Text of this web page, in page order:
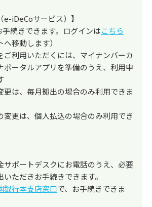
e-iDeCoサービス）】
続きできます。ログインはこちら
へ移動します）
利用いただくには、マイナンバーカ
ポータルアプリを準備のうえ、利用申
は、毎月拠出の場合のみ利用できま
更は、個人払込の場合のみ利用でき
サポートデスクにお電話のうえ、必要
ただきお手続きできます。
銀行本支店窓口で、お手続きできま